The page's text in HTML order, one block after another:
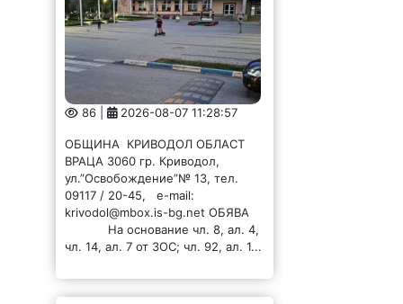
86 | 2026-08-07 11:28:57
ОБЩИНА КРИВОДОЛ ОБЛАСТ
ВРАЦА 3060 гр. Криводол,
ул.”Освобождение”№ 13, тел.
09117 / 20-45, e-mail:
krivodol@mbox.is-bg.net ОБЯВА
На основание чл. 8, ал. 4,
чл. 14, ал. 7 от ЗОС; чл. 92, ал. 1...